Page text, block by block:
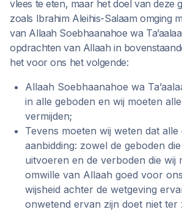
vlees te eten, maar het doel van deze
zoals Ibrahim Aleihis-Salaam omging
van Allaah Soebhaanahoe wa
opdrachten van Allaah in
het voor ons het volgende:
Allaah Soebhaanahoe wa
in alle geboden en wij moeten
vermijden;
Tevens moeten wij weten dat alle
aanbidding: zowel de geboden
uitvoeren en de verboden die wij
omwille van Allaah goed voor
wijsheid achter de wetgeving
onwetend ervan zijn doet niet ter